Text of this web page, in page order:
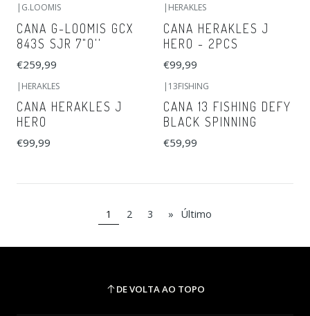
G.LOOMIS
CANA G-LOOMIS GCX
843S SJR 7"0''
€259,99
HERAKLES
CANA HERAKLES J
HERO - 2PCS
€99,99
| HERAKLES
CANA HERAKLES J
HERO
€99,99
| 13FISHING
CANA 13 FISHING DEFY
BLACK SPINNING
€59,99
1 2 3 » Último
DE VOLTA AO TOPO